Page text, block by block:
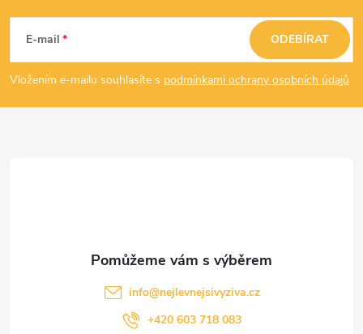
p
a
E-mail
Vložením e-mailu souhlasíte s podmínkami ochrany osobních údajů
ODEBÍRAT
info@nejlevnejsivyziva.cz
+420 603 718 083